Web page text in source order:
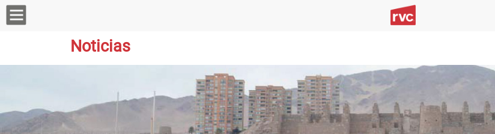
Noticias